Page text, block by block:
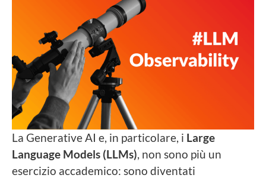
La Generative AI e, in particolare, i Large
Language Models (LLMs), non sono più un
esercizio accademico: sono diventati